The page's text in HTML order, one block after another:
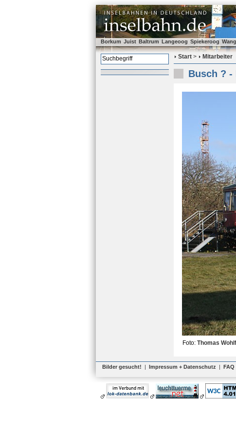
Borkum Juist Baltrum Langeoog Spiekeroog
Start > Mitarbeiter
Busch ? -
Foto: Thomas
Bilder gesucht! | Impressum + Datenschutz | FAQ